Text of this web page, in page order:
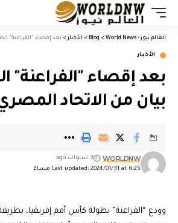
العالم نيوز - World News >
Blog
> الأخبار > بعد إقصاء "الفراعنة"
الأخبار
بعد إقصاء "الفراعنة"
بيان من الاتحاد
Last updated: 2024/01/31 at 6:25 مساءً
WORLDNW 3 سنوات ago
وودع “الفراعنة” بطولة كأس أمم إفريقيا،